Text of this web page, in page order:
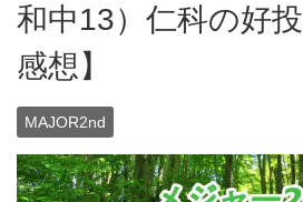
和中13）仁科の好
感想】
MAJOR2nd